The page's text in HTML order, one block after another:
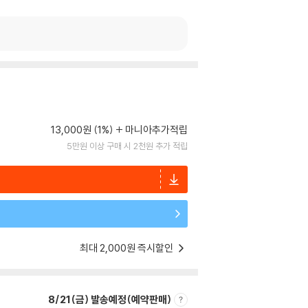
13,000원 (1%) 마니아추가적립
5만원 이상 구매 시 2천원 추가 적립
최대 2,000원 즉시할인
8/21(금) 발송예정(예약판매)